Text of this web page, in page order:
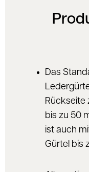
Das
Rückseite
bis zu 50
ist auch
Gürtel bis